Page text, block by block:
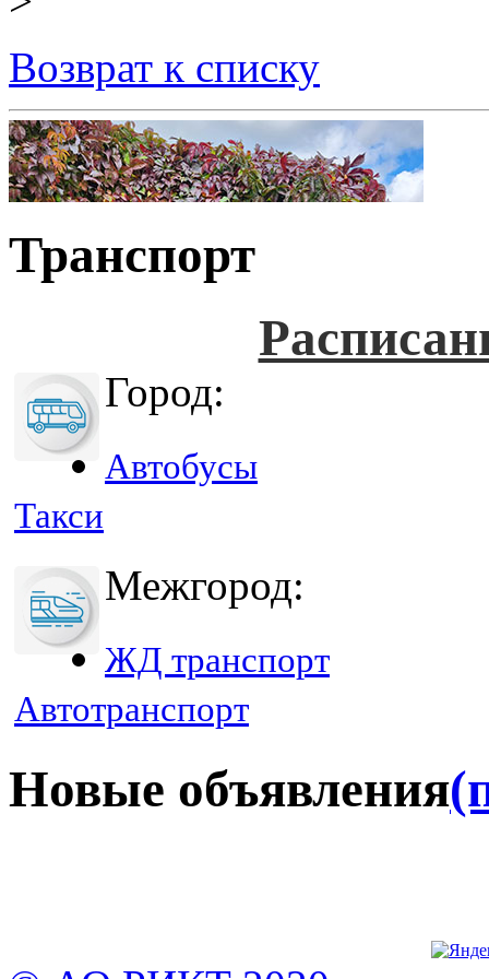
Возврат к списку
Транспорт
Город:
Автобусы
Такси
Межгород:
ЖД транспорт
Автотранспорт
Новые объявления